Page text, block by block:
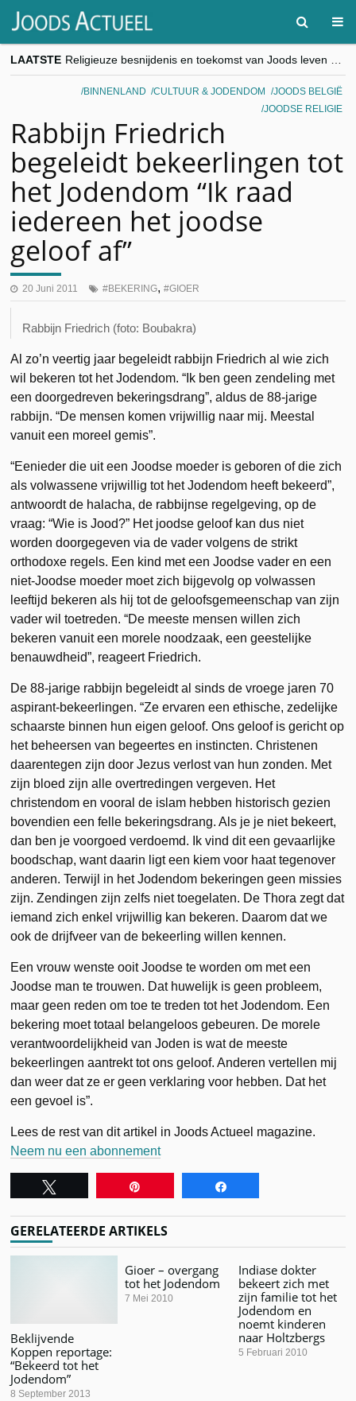
LAATSTE
“Besnijdenisdebat toont hoe moeilijk seculiere Westen minderheden begrijpt”, Jinnih Beels (Vooruit)
CITYTRIP | ROEMENIË – Boekarest: de verrassing van Oost-Europa
“Vandaag zit elke Jood in België op de beklaagdenbank”
BINNENLAND CULTUUR & JODENDOM
JOODS BELGIË
JOODSE RELIGIE
Rabbijn Friedrich
begeleidt bekeerlingen tot
het Jodendom “Ik raad
iedereen het joodse
geloof af”
20 Juni 2011 BEKERING, GIOER
Rabbijn Friedrich (foto: Boubakra)
Al zo’n veertig jaar begeleidt rabbijn Friedrich al wie zich
wil bekeren tot het Jodendom. “Ik ben geen zendeling met
een doorgedreven bekeringsdrang”, aldus de 88-jarige
rabbijn. “De mensen komen vrijwillig naar mij. Meestal
vanuit een moreel gemis”.
“Eenieder die uit een Joodse moeder is geboren of die zich
als volwassene vrijwillig tot het Jodendom heeft bekeerd”,
antwoordt de halacha, de rabbijnse regelgeving, op de
vraag: “Wie is Jood?” Het joodse geloof kan dus niet
worden doorgegeven via de vader volgens de strikt
orthodoxe regels. Een kind met een Joodse vader en een
niet-Joodse moeder moet zich bijgevolg op volwassen
leeftijd bekeren als hij tot de geloofsgemeenschap van zijn
vader wil toetreden. “De meeste mensen willen zich
bekeren vanuit een morele noodzaak, een geestelijke
benauwdheid”, reageert Friedrich.
De 88-jarige rabbijn begeleidt al sinds de vroege jaren 70
aspirant-bekeerlingen. “Ze ervaren een ethische, zedelijke
schaarste binnen hun eigen geloof. Ons geloof is gericht op
het beheersen van begeertes en instincten. Christenen
daarentegen zijn door Jezus verlost van hun zonden. Met
zijn bloed zijn alle overtredingen vergeven. Het
christendom en vooral de islam hebben historisch gezien
bovendien een felle bekeringsdrang. Als je je niet bekeert,
dan ben je voorgoed verdoemd. Ik vind dit een gevaarlijke
boodschap, want daarin ligt een kiem voor haat tegenover
anderen. Terwijl in het Jodendom bekeringen geen missies
zijn. Zendingen zijn zelfs niet toegelaten. De Thora zegt dat
iemand zich enkel vrijwillig kan bekeren. Daarom dat we
ook de drijfveer van de bekeerling willen kennen.
Een vrouw wenste ooit Joodse te worden om met een
Joodse man te trouwen. Dat huwelijk is geen probleem,
maar geen reden om toe te treden tot het Jodendom. Een
bekering moet totaal belangeloos gebeuren. De morele
verantwoordelijkheid van Joden is wat de meeste
bekeerlingen aantrekt tot ons geloof. Anderen vertellen mij
dan weer dat ze er geen verklaring voor hebben. Dat het
een gevoel is”.
Lees de rest van dit artikel in Joods Actueel magazine.
Neem nu een abonnement
GERELATEERDE ARTIKELS
Beklijvende
Koppen reportage:
“Bekeerd tot het
Jodendom”
8 September 2013
Gioer – overgang
tot het Jodendom
7 Mei 2010
Indiase dokter
bekeert zich met
zijn familie tot het
Jodendom en
noemt kinderen
naar Holtzbergs
5 Februari 2010